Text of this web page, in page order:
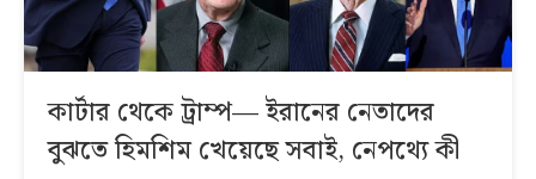
কার্টার থেকে ট্রাম্প— ইরানের নেতাদের
বুঝতে হিমশিম খেয়েছে সবাই, নেপথ্যে কী